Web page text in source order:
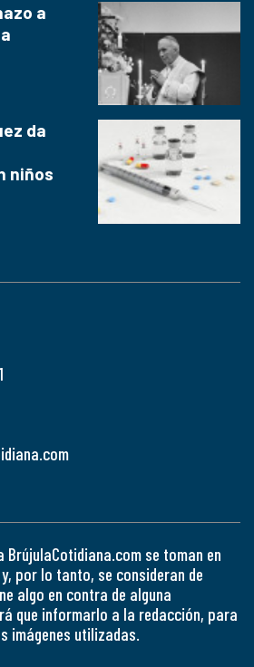
a
da
niños
se toman en
por lo tanto, se consideran de
algo en contra de alguna
que informarlo a la redacción, para
imágenes utilizadas.